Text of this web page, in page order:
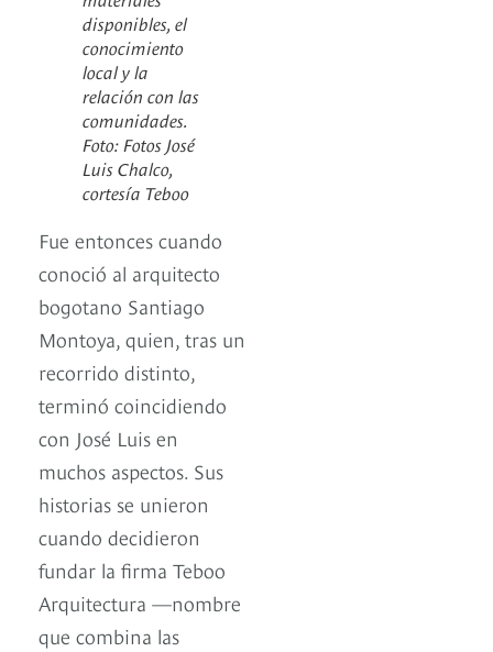
disponibles, el
conocimiento
local y la
relación con las
comunidades.
Foto: Fotos José
Luis Chalco,
cortesía Teboo
Fue entonces cuando
conoció al arquitecto
bogotano Santiago
Montoya, quien, tras un
recorrido distinto,
terminó coincidiendo
con José Luis en
muchos aspectos. Sus
historias se unieron
cuando decidieron
fundar la firma Teboo
Arquitectura —nombre
que combina las